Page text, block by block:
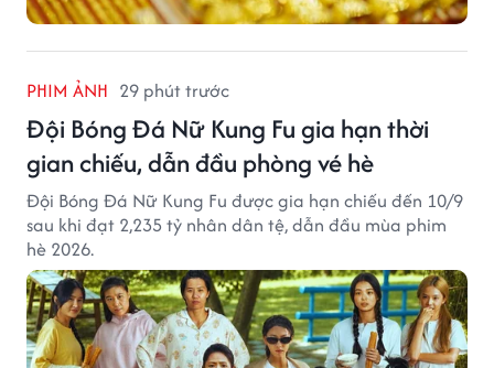
PHIM ẢNH 29 phút trước
Đội Bóng Đá Nữ Kung Fu gia hạn thời
gian chiếu, dẫn đầu phòng vé hè
Đội Bóng Đá Nữ Kung Fu được gia hạn chiếu đến 10/9
sau khi đạt 2,235 tỷ nhân dân tệ, dẫn đầu mùa phim
hè 2026.